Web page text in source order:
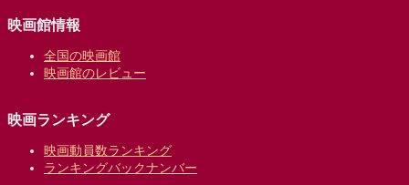
映画館情報
全国の映画館
映画館のレビュー
映画ランキング
映画動員数ランキング
ランキングバックナンバー